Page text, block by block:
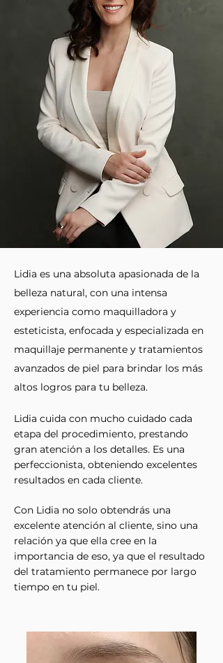
Lidia es una absoluta apasionada de la
belleza natural, con una intensa
experiencia como maquilladora y
esteticista, enfocada y especializada en
maquillaje permanente y tratamientos
avanzados de piel para brindar los más
altos logros para tu belleza.
Lidia cuida con mucho cuidado cada
etapa del procedimiento, prestando
gran atención a los detalles. Es una
perfeccionista, obteniendo excelentes
resultados en cada cliente.
Con Lidia no solo obtendrás una
excelente atención al cliente, sino una
relación ya que ella cree en la
importancia de eso, ya que el resultado
del tratamiento permanece por largo
tiempo en tu piel.